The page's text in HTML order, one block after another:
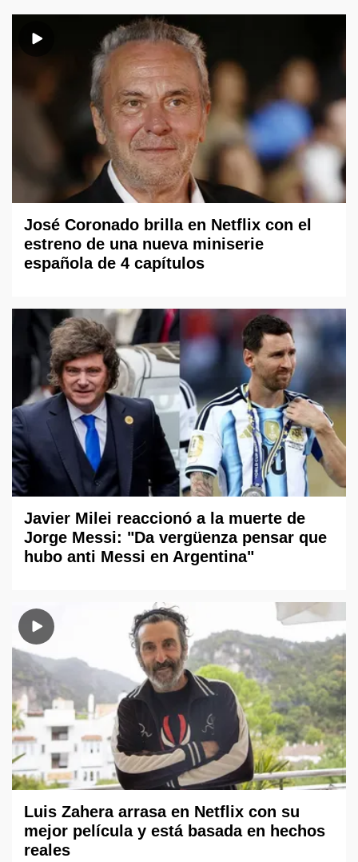
José Coronado brilla en Netflix con el
estreno de una nueva miniserie
española de 4 capítulos
Javier Milei reaccionó a la muerte de
Jorge Messi: "Da vergüenza pensar que
hubo anti Messi en Argentina"
Luis Zahera arrasa en Netflix con su
mejor película y está basada en hechos
reales